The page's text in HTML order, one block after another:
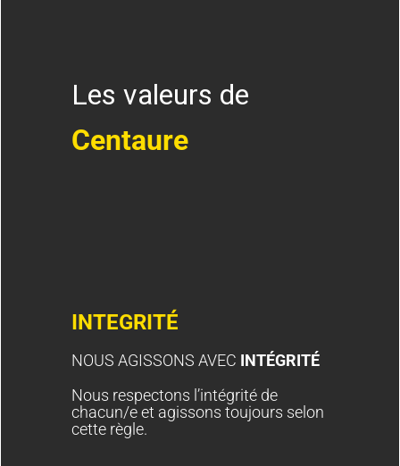
Les valeurs de
Centaure
INTEGRITÉ
NOUS AGISSONS AVEC INTÉGRITÉ
Nous respectons l’intégrité de
chacun/e et agissons toujours selon
cette règle.